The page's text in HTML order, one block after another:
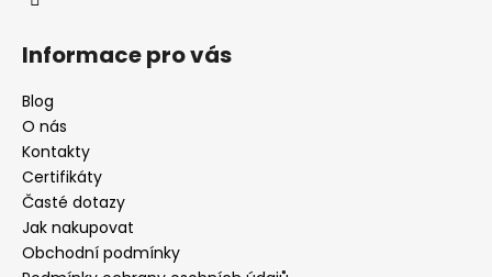
Informace pro vás
Blog
O nás
Kontakty
Certifikáty
Časté dotazy
Jak nakupovat
Obchodní podmínky